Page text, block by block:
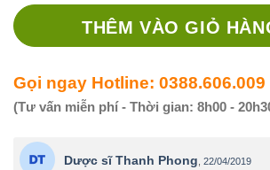
THÊM VÀO GIỎ
Gọi ngay Hotline: 0388.606.009
(Tư vấn miễn phí - Thời gian: 8h00 -
Dược sĩ Thanh Phong 22/04/2019